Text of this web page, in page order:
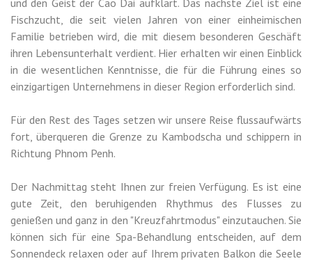
Fischzucht, die seit vielen Jahren von einer einheimischen
Familie betrieben wird, die mit diesem besonderen Geschäft
ihren Lebensunterhalt verdient. Hier erhalten wir einen Einblick
in die wesentlichen Kenntnisse, die für die Führung eines so
einzigartigen Unternehmens in dieser Region erforderlich sind.
Für den Rest des Tages setzen wir unsere Reise flussaufwärts
fort, überqueren die Grenze zu Kambodscha und schippern in
Richtung Phnom Penh.
Der Nachmittag steht Ihnen zur freien Verfügung. Es ist eine
gute Zeit, den beruhigenden Rhythmus des Flusses zu
genießen und ganz in den "Kreuzfahrtmodus" einzutauchen. Sie
können sich für eine Spa-Behandlung entscheiden, auf dem
Sonnendeck relaxen oder auf Ihrem privaten Balkon die Seele